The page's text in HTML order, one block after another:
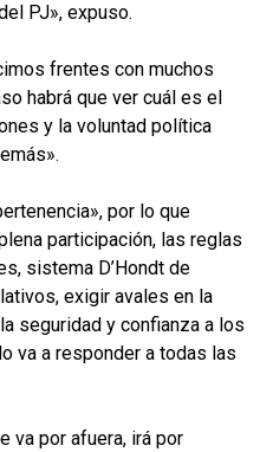
PJ», expuso.
frentes con muchos
habrá que ver cuál es el
y la voluntad política
por lo que
participación, las reglas
sistema D’Hondt de
exigir avales en la
seguridad y confianza a los
va a responder a todas las
va por afuera, irá por